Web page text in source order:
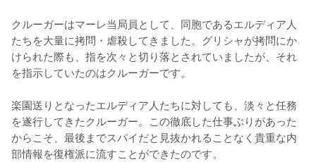
クルーガーはマーレ当局員として、同胞であるエルディア人
たちを大量に拷問・虐殺してきました。グリシャが拷問にか
けられた際も、指を次々と切り落とされていましたが、それ
を指示していたのはクルーガーです。
楽園送りとなったエルディア人たちに対しても、淡々と任務
を遂行してきたクルーガー。この徹底した仕事ぶりがあった
からこそ、最後までスパイだと見抜かれることなく貴重な内
部情報を復権派に流すことができたのです。